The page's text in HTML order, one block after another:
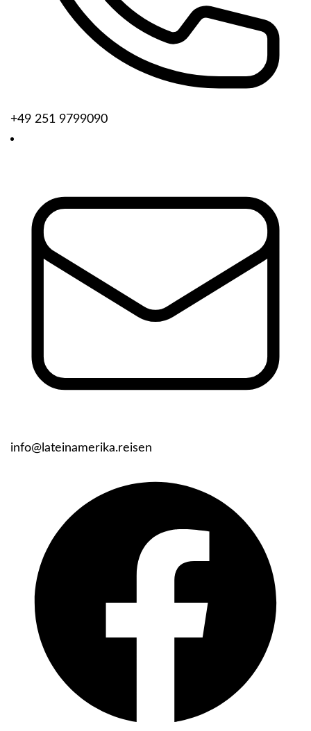
+49 251 9799090
info@lateinamerika.reisen